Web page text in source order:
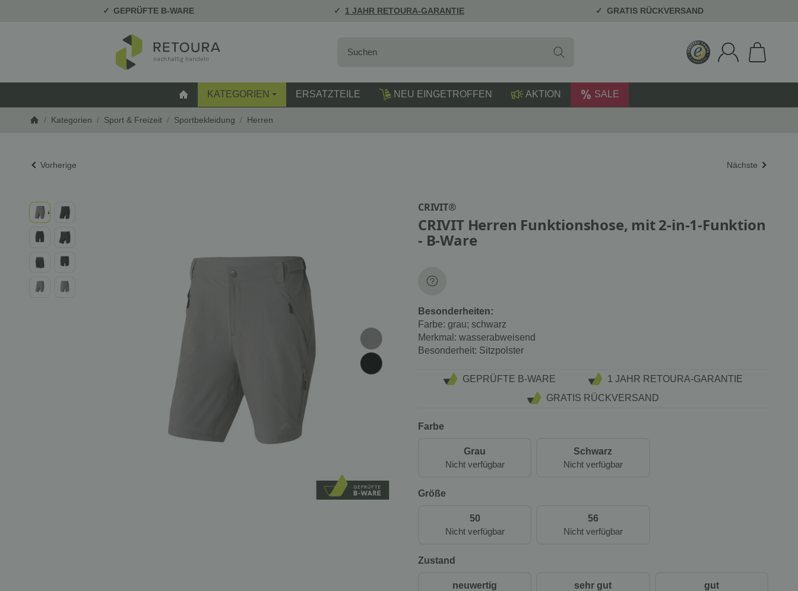
GEPRÜFTE B-WARE 1 JAHR RETOURA-GARANTIE GRATIS RÜCKVERSAND
STARTSEITE
KATEGORIEN ERSATZTEILE NEU EINGETROFFEN AKTION SALE
/ Kategorien / Sport & Freizeit / Sportbekleidung / Herren
Vorherige Nächste
CRIVIT®
CRIVIT Herren Funktionshose, mit 2-in-1-Funktion
- B-Ware
Besonderheiten:
Farbe: grau; schwarz
Merkmal: wasserabweisend
Besonderheit: Sitzpolster
GEPRÜFTE B-WARE
1 JAHR RETOURA-GARANTIE
GRATIS RÜCKVERSAND
Farbe
Grau
Nicht verfügbar
Schwarz
Nicht verfügbar
Größe
50
Nicht verfügbar
56
Nicht verfügbar
Zustand
neuwertig
sehr gut
gut